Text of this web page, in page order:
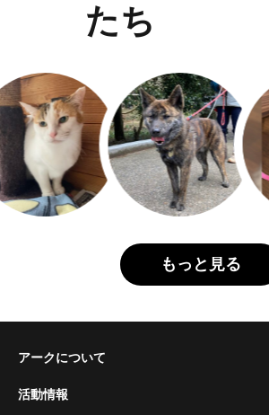
たち
もっと見る
アークについて
活動情報